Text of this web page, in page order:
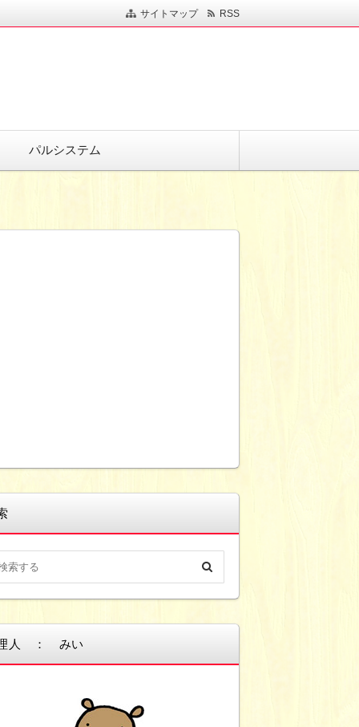
サイトマップ RSS
パルシステム
人 ： みい